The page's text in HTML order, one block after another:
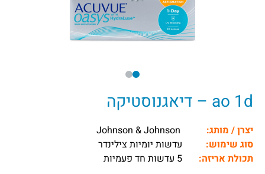
ao 1d – דיאגנוסטיקה
יצרן / מותג:
סוג שימוש:
עדשות יומיות צילינדר
תכולת אריזה: